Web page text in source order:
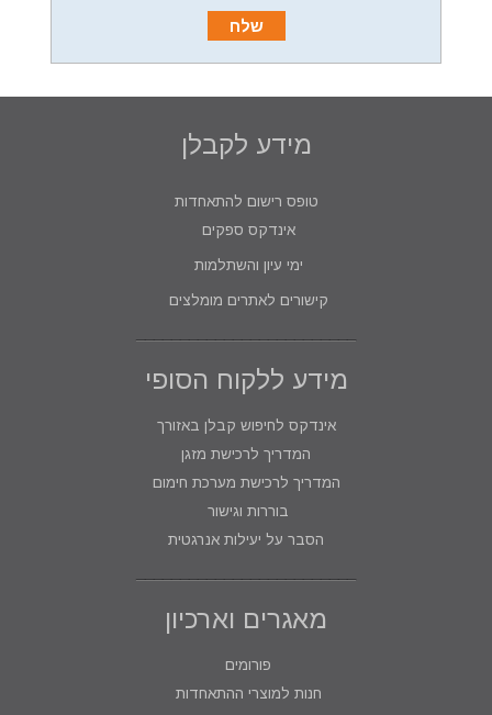
מידע לקבלן
טופס רישום להתאחדות
אינדקס ספקים
ימי עיון והשתלמות
קישורים לאתרים מומלצים
מידע ללקוח הסופי
אינדקס לחיפוש קבלן באזורך
המדריך לרכישת מזגן
המדריך לרכישת מערכת חימום
בוררות וגישור
הסבר על יעילות אנרגטית
מאגרים וארכיון
פורומים
חנות למוצרי ההתאחדות